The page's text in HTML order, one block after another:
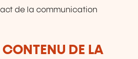
de la communication
CONTENU DE LA